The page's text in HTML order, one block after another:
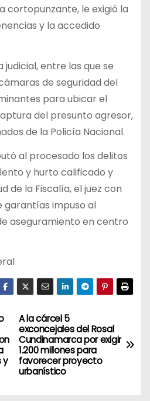
cortopunzante, le exigió la
y la accedido
judicial, entre las que se
de seguridad del
para ubicar el
del presunto agresor,
de la Policía Nacional.
al procesado los delitos
y hurto calificado y
de la Fiscalía, el juez con
garantías impuso al
aseguramiento en centro
A la cárcel 5
exconcejales del Rosal
Cundinamarca por exigir
1.200 millones para
favorecer proyecto
urbanístico
y